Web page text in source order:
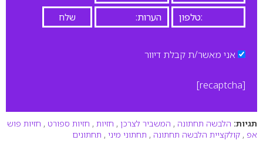
אני מאשר/ת קבלת דיוור
[recaptcha]
תגיות: הלבשה תחתונה , המשביר לצרכן , חזיות , חזיות ספורט , חזיות פוש
אפ , קולקציית הלבשה תחתונה , תחתוני מיני , תחתונים